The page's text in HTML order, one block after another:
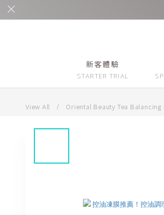
新客體驗
View All / Oriental Beauty Tea Balancing